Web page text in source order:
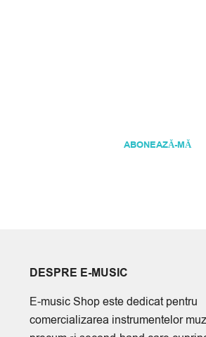
ABONEAZĂ-MĂ
DESPRE E-MUSIC
E-music Shop este dedicat pentru
comercializarea instrumentelor